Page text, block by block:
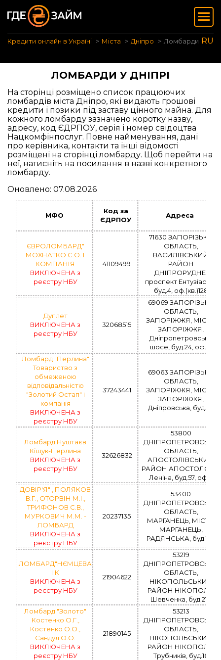
Кредити онлайн в Україні Міста Дніпро Ломбарди RU
ЛОМБАРДИ У ДНІПРІ
На сторінці розміщено список працюючих
ломбардів міста Дніпро, які видають грошові
кредити і позики під заставу цінного майна. Для
кожного ломбарду зазначено коротку назву,
адресу, код ЄДРПОУ, серія і номер свідоцтва
Нацкомфінпослуг. Повне найменування, дані
про керівника, контакти та інші відомості
розміщені на сторінці ломбарду. Щоб перейти на
неї, натисніть на посилання в назві конкретного
ломбарду.
Оновлено: 07.08.2026
МФО
Код за
ЄДРПОУ
Адреса
ЄВРОЛОМБАРД"
МОХНАТКО С.О. І
КОМПАНІЯ
ВИКЛЮЧЕНА з
реєстру НБУ
41109499
71630 ЗАПОРІЗЬКА
ОБЛАСТЬ,
ВАСИЛІВСЬКИЙ
РАЙОН
ДНІПРОРУДНЕ,
проспект Ентузіастів,
буд.4, оф.(кв.)128
Дуплет
ВИКЛЮЧЕНА з
реєстру НБУ
32068515
69069 ЗАПОРІЗЬКА
ОБЛАСТЬ,
ЗАПОРІЖЖЯ, МІСТО
ЗАПОРІЖЖЯ,
Дніпропетровське
шосе, буд.24, оф.16
Ломбард "Перлина"
Товариство з
обмеженою
відповідальністю
"Золотий Остап" і
компанія
ВИКЛЮЧЕНА з
реєстру НБУ
37243441
69063 ЗАПОРІЗЬКА
ОБЛАСТЬ,
ЗАПОРІЖЖЯ, МІСТО
ЗАПОРІЖЖЯ,
Дніпровська, буд.32
Ломбард Нуштаєв
Кіщук-Перлина
ВИКЛЮЧЕНА з
реєстру НБУ
32626832
53800
ДНІПРОПЕТРОВСЬКА
ОБЛАСТЬ,
АПОСТОЛІВСЬКИЙ
РАЙОН АПОСТОЛОВЕ,
Леніна, буд.57, оф.3
ДОВІР'Я" , ПОЛЯКОВ
В.Г., ОТОРВІН М.І.,
ТРИФОНОВ С.В.,
МУРКОВИЧ М.М. -
ЛОМБАРД
ВИКЛЮЧЕНА з
реєстру НБУ
20237135
53400
ДНІПРОПЕТРОВСЬКА
ОБЛАСТЬ,
МАРГАНЕЦЬ, МІСТО
МАРГАНЕЦЬ,
РАДЯНСЬКА, буд.164
ЛОМБАРД"НЄМЦЕВА
І К
ВИКЛЮЧЕНА з
реєстру НБУ
21904622
53219
ДНІПРОПЕТРОВСЬКА
ОБЛАСТЬ,
НІКОПОЛЬСЬКИЙ
РАЙОН НІКОПОЛЬ,
Шевченка, буд.218
Ломбард "Золото"
Костенко О.Г.,
Костенко О.О.,
Сандул О.О.
ВИКЛЮЧЕНА з
реєстру НБУ
21890145
53213
ДНІПРОПЕТРОВСЬКА
ОБЛАСТЬ,
НІКОПОЛЬСЬКИЙ
РАЙОН НІКОПОЛЬ,
Трубників, буд.16